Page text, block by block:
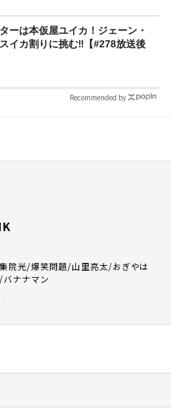
ーは本仮屋ユイカ！ジェーン・
イカ割りに挑む‼【#278放送後
Recommended by
院光/爆笑問題/山里亮太/おぎやは
バナナマン